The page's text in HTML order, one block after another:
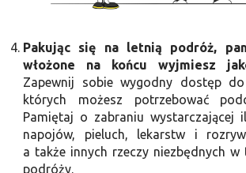
Pakując się na letnią podróż,
włożone na końcu wyjmiesz
Zapewnij sobie wygodny dostęp
których możesz potrzebować
Pamiętaj o zabraniu wystarczającej
napojów, pieluch, lekarstw i
a także innych rzeczy niezbędnych w
podróży.